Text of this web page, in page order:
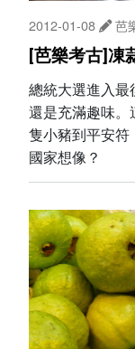
2012-01-08 芭
[芭樂考古]凍
總統大選進入最
還是充滿趣味
隻小豬到平安
國家想像？